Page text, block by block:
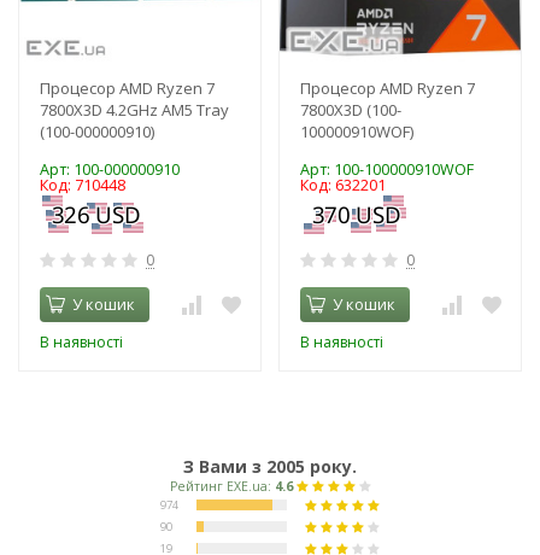
Процесор AMD Ryzen 7
7800X3D 4.2GHz AM5 Tray
(100-000000910)
Арт: 100-000000910
Код: 710448
0
У кошик
В наявності
Процесор AMD Ryzen 7
7800X3D (100-
100000910WOF)
Арт: 100-100000910WOF
Код: 632201
0
У кошик
В наявності
З Вами з 2005 року.